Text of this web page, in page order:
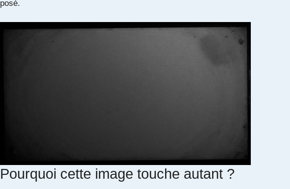
posé.
Pourquoi cette image touche autant ?